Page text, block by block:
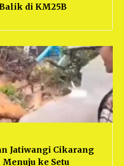
di KM25B
Jatiwangi Cikarang
ke Setu